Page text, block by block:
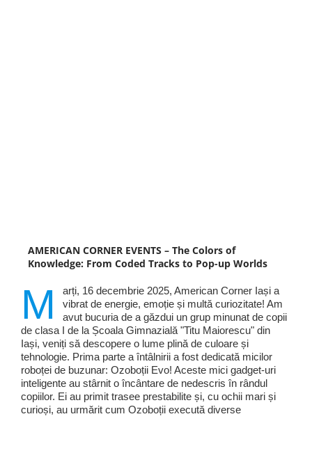
AMERICAN CORNER EVENTS – The Colors of
Knowledge: From Coded Tracks to Pop-up Worlds
M
arți, 16 decembrie 2025, American Corner Iași a
vibrat de energie, emoție și multă curiozitate! Am
avut bucuria de a găzdui un grup minunat de copii
de clasa I de la Școala Gimnazială "Titu Maiorescu" din
Iași, veniți să descopere o lume plină de culoare și
tehnologie. Prima parte a întâlnirii a fost dedicată micilor
roboței de buzunar: Ozoboții Evo! Aceste mici gadget-uri
inteligente au stârnit o încântare de nedescris în rândul
copiilor. Ei au primit trasee prestabilite și, cu ochii mari și
curioși, au urmărit cum Ozoboții execută diverse